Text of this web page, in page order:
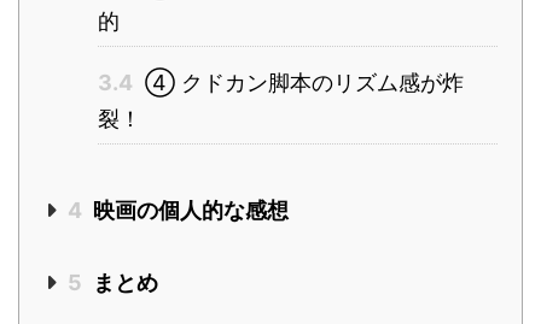
的
3.4 ④ クドカン脚本のリズム感が炸
裂！
4 映画の個人的な感想
5 まとめ